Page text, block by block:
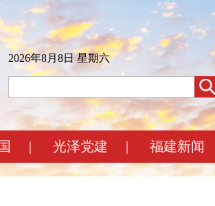
2026年8月8日 星期六
| 光泽党建 | 福建新闻